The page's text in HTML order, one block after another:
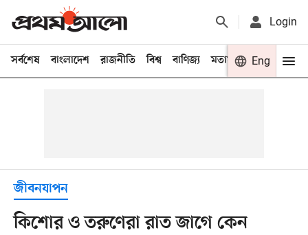
Login
সর্বশেষ বাংলাদেশ রাজনীতি বিশ্ব বাণিজ্য মতামত খেলা
Eng
জীবনযাপন
কিশোর ও তরুণেরা রাত জাগে কেন